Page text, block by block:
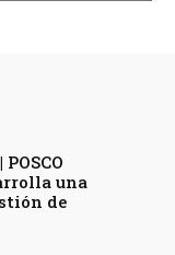
una
de